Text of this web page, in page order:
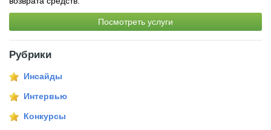
Посмотреть услуги
Рубрики
Инсайды
Интервью
Конкурсы